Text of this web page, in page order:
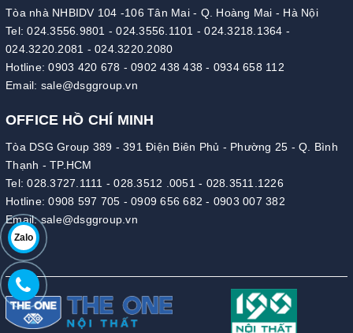
Zalo
Tòa nhà NHBIDV 104 -106 Tân Mai - Q. Hoàng Mai - Hà Nội
Tel:024.3556.9801 -024.3556.1101 -024.3218.1364 -
024.3220.2081 - 024.3220.2080
Hotline:0903 420 678 - 0902 438 438 - 0934 658 112
Email: sale@dsggroup.vn
OFFICE HỒ CHÍ MINH
Tòa DSG Group 389 - 391 Điện Biên Phủ - Phường 25 - Q. Bình
Thạnh - TP.HCM
Tel:028.3727.1111 -028.3512 .0051 - 028.3511.1226
Hotline:0908 597 705 - 0909 656 682 - 0903 007 382
Email:sale@dsggroup.vn